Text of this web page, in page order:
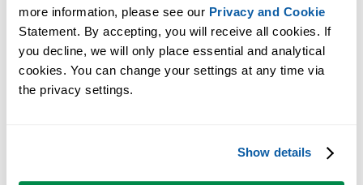
more information, please see our Privacy and Cookie
Statement. By accepting, you will receive all cookies. If
you decline, we will only place essential and analytical
cookies. You can change your settings at any time via
the privacy settings.
Show details
Parole chiave aggiuntive per aiutarti a trovare questo strumento: